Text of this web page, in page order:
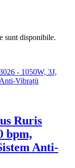
sunt disponibile.
Ruris
bpm,
Anti-